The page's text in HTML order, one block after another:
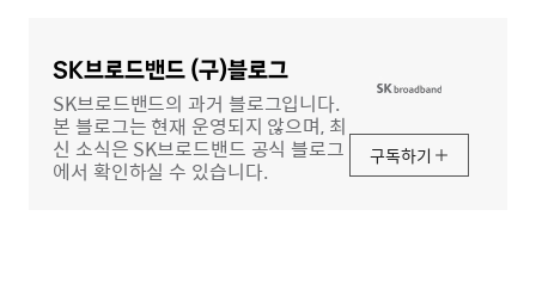
SK브로드밴드 (구)블로그
SK브로드밴드의 과거 블로그입니다.
본 블로그는 현재 운영되지 않으며, 최
신 소식은 SK브로드밴드 공식 블로그
에서 확인하실 수 있습니다.
구독하기